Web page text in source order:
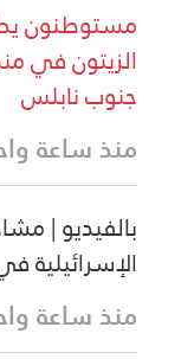
مستوطنون
الزيتون في
جنوب نابلس
منذ ساعة
بالفيديو |
الإسرائيلية
منذ ساعة